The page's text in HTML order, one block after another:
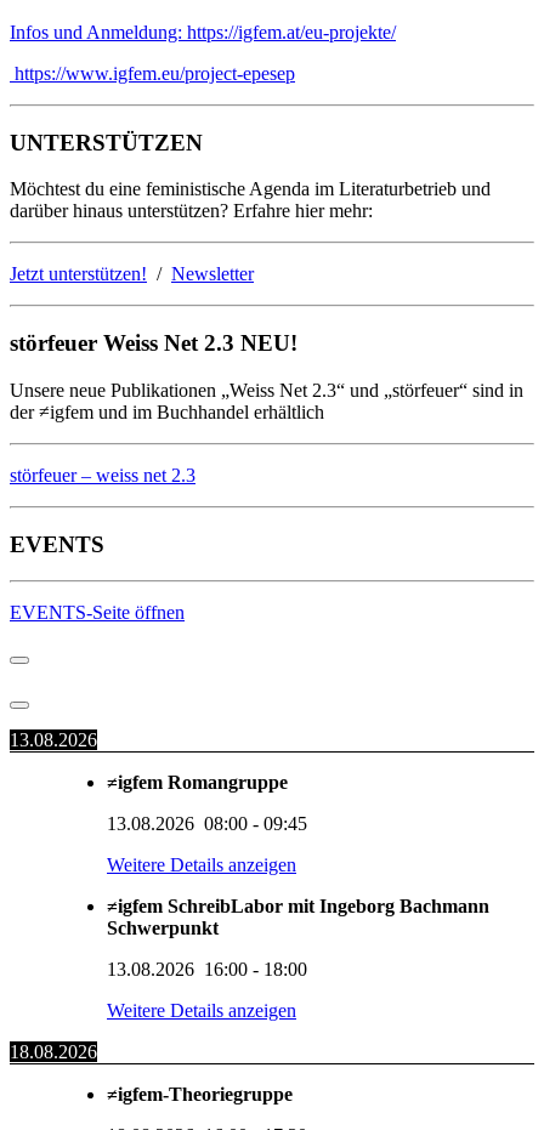
Infos und Anmeldung: https://igfem.at/eu-projekte/
https://www.igfem.eu/project-epesep
UNTERSTÜTZEN
Möchtest du eine feministische Agenda im Literaturbetrieb und
darüber hinaus unterstützen? Erfahre hier mehr:
Jetzt unterstützen! / Newsletter
störfeuer Weiss Net 2.3 NEU!
Unsere neue Publikationen „Weiss Net 2.3“ und „störfeuer“ sind in
der ≠igfem und im Buchhandel erhältlich
störfeuer – weiss net 2.3
EVENTS
EVENTS-Seite öffnen
13.08.2026
≠igfem Romangruppe
13.08.2026 08:00 - 09:45
Weitere Details anzeigen
≠igfem SchreibLabor mit Ingeborg Bachmann
Schwerpunkt
13.08.2026 16:00 - 18:00
Weitere Details anzeigen
18.08.2026
≠igfem-Theoriegruppe